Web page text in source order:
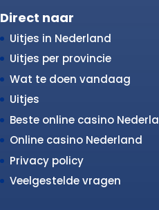
Direct naar
Uitjes in Nederland
Uitjes per provincie
Wat te doen vandaag
Uitjes
Beste online casino
Online casino Nederland
Privacy policy
Veelgestelde vragen